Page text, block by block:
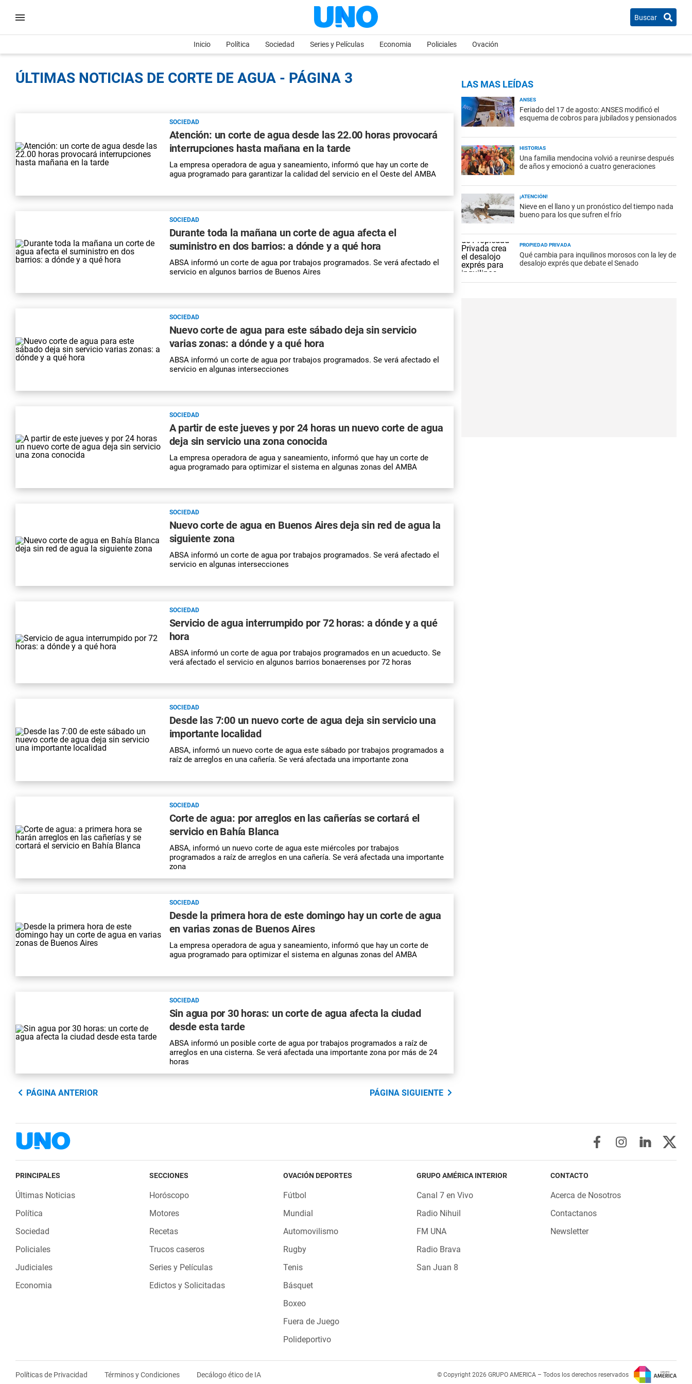
Buscar
Inicio Política Sociedad Series y Películas Economia Policiales Ovación
ÚLTIMAS NOTICIAS DE CORTE DE AGUA - PÁGINA 3
SOCIEDAD
Atención: un corte de agua desde las 22.00 horas provocará
interrupciones hasta mañana en la tarde
La empresa operadora de agua y saneamiento, informó que hay un corte de
agua programado para garantizar la calidad del servicio en el Oeste del AMBA
SOCIEDAD
Durante toda la mañana un corte de agua afecta el
suministro en dos barrios: a dónde y a qué hora
ABSA informó un corte de agua por trabajos programados. Se verá afectado el
servicio en algunos barrios de Buenos Aires
SOCIEDAD
Nuevo corte de agua para este sábado deja sin servicio
varias zonas: a dónde y a qué hora
ABSA informó un corte de agua por trabajos programados. Se verá afectado el
servicio en algunas intersecciones
SOCIEDAD
A partir de este jueves y por 24 horas un nuevo corte de agua
deja sin servicio una zona conocida
La empresa operadora de agua y saneamiento, informó que hay un corte de
agua programado para optimizar el sistema en algunas zonas del AMBA
SOCIEDAD
Nuevo corte de agua en Buenos Aires deja sin red de agua la
siguiente zona
ABSA informó un corte de agua por trabajos programados. Se verá afectado el
servicio en algunas intersecciones
SOCIEDAD
Servicio de agua interrumpido por 72 horas: a dónde y a qué
hora
ABSA informó un corte de agua por trabajos programados en un acueducto. Se
verá afectado el servicio en algunos barrios bonaerenses por 72 horas
SOCIEDAD
Desde las 7:00 un nuevo corte de agua deja sin servicio una
importante localidad
ABSA, informó un nuevo corte de agua este sábado por trabajos programados a
raíz de arreglos en una cañería. Se verá afectada una importante zona
SOCIEDAD
Corte de agua: por arreglos en las cañerías se cortará el
servicio en Bahía Blanca
ABSA, informó un nuevo corte de agua este miércoles por trabajos
programados a raíz de arreglos en una cañería. Se verá afectada una importante
zona
SOCIEDAD
Desde la primera hora de este domingo hay un corte de agua
en varias zonas de Buenos Aires
La empresa operadora de agua y saneamiento, informó que hay un corte de
agua programado para optimizar el sistema en algunas zonas del AMBA
SOCIEDAD
Sin agua por 30 horas: un corte de agua afecta la ciudad
desde esta tarde
ABSA informó un posible corte de agua por trabajos programados a raíz de
arreglos en una cisterna. Se verá afectada una importante zona por más de 24
horas
PÁGINA ANTERIOR PÁGINA SIGUIENTE
LAS MAS LEÍDAS
ANSES
Feriado del 17 de agosto: ANSES modificó el
esquema de cobros para jubilados y pensionados
HISTORIAS
Una familia mendocina volvió a reunirse después
de años y emocionó a cuatro generaciones
¡ATENCIÓN!
Nieve en el llano y un pronóstico del tiempo nada
bueno para los que sufren el frío
PROPIEDAD PRIVADA
Qué cambia para inquilinos morosos con la ley de
desalojo exprés que debate el Senado
PRINCIPALES
Últimas Noticias
Política
Sociedad
Policiales
Judiciales
Economia
SECCIONES
Horóscopo
Motores
Recetas
Trucos caseros
Series y Películas
Edictos y Solicitadas
OVACIÓN DEPORTES
Fútbol
Mundial
Automovilismo
Rugby
Tenis
Básquet
Boxeo
Fuera de Juego
Polideportivo
GRUPO AMÉRICA INTERIOR
Canal 7 en Vivo
Radio Nihuil
FM UNA
Radio Brava
San Juan 8
CONTACTO
Acerca de Nosotros
Contactanos
Newsletter
Políticas de Privacidad Términos y Condiciones Decálogo ético de IA © Copyright 2026 GRUPO AMERICA – Todos los derechos reservados